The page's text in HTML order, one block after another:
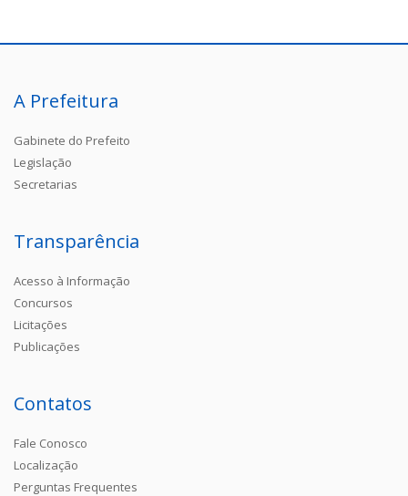
A Prefeitura
Gabinete do Prefeito
Legislação
Secretarias
Transparência
Acesso à Informação
Concursos
Licitações
Publicações
Contatos
Fale Conosco
Localização
Perguntas Frequentes